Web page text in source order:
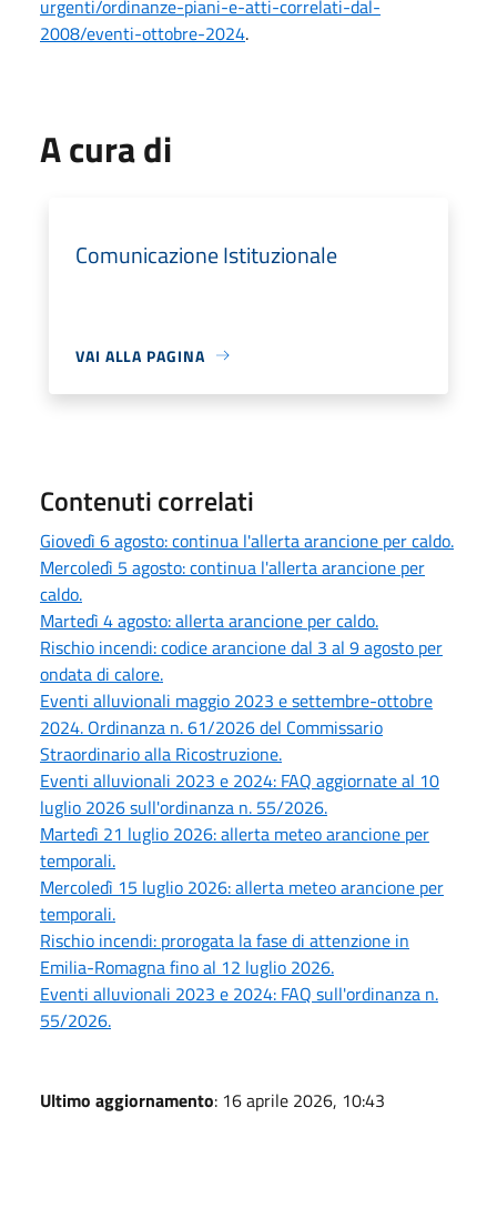
urgenti/ordinanze-piani-e-atti-correlati-dal-
2008/eventi-ottobre-2024.
A cura di
Comunicazione Istituzionale
VAI ALLA PAGINA
Contenuti correlati
Giovedì 6 agosto: continua l'allerta arancione per caldo.
Mercoledì 5 agosto: continua l'allerta arancione per
caldo.
Martedì 4 agosto: allerta arancione per caldo.
Rischio incendi: codice arancione dal 3 al 9 agosto per
ondata di calore.
Eventi alluvionali maggio 2023 e settembre-ottobre
2024. Ordinanza n. 61/2026 del Commissario
Straordinario alla Ricostruzione.
Eventi alluvionali 2023 e 2024: FAQ aggiornate al 10
luglio 2026 sull'ordinanza n. 55/2026.
Martedì 21 luglio 2026: allerta meteo arancione per
temporali.
Mercoledì 15 luglio 2026: allerta meteo arancione per
temporali.
Rischio incendi: prorogata la fase di attenzione in
Emilia-Romagna fino al 12 luglio 2026.
Eventi alluvionali 2023 e 2024: FAQ sull'ordinanza n.
55/2026.
Ultimo aggiornamento: 16 aprile 2026, 10:43